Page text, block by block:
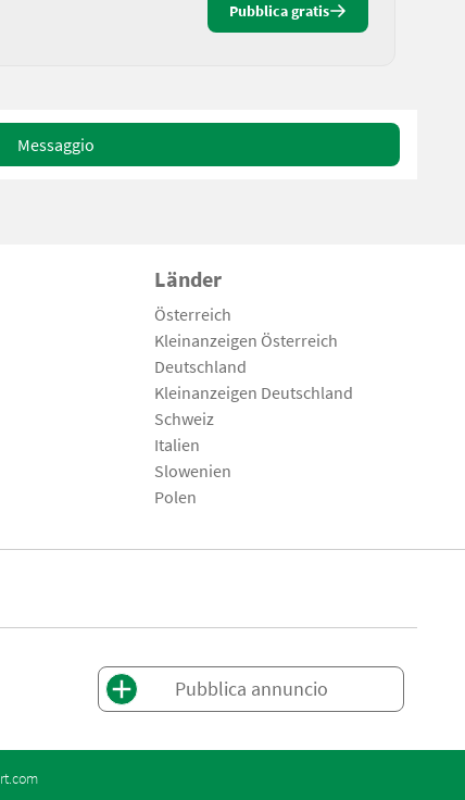
Pubblica gratis
Messaggio
Länder
Österreich
Kleinanzeigen Österreich
Deutschland
Kleinanzeigen Deutschland
Schweiz
Italien
Slowenien
Polen
Pubblica annuncio